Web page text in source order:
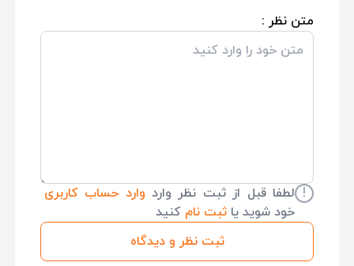
متن نظر :
! لطفا قبل از ثبت نظر وارد وارد حساب کاربری
خود شوید یا ثبت نام کنید
ثبت نظر و دیدگاه